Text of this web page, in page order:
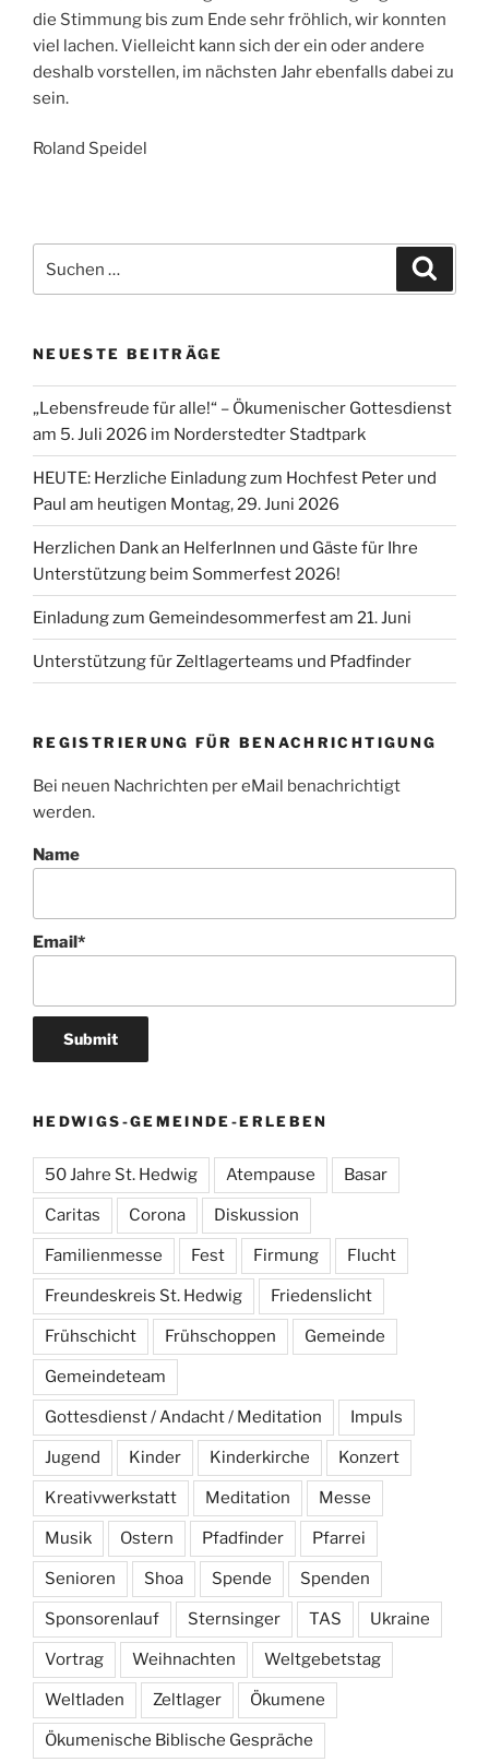
die Stimmung bis zum Ende sehr fröhlich, wir konnten
viel lachen. Vielleicht kann sich der ein oder andere
deshalb vorstellen, im nächsten Jahr ebenfalls dabei zu
sein.
Roland Speidel
nach:
NEUESTE BEITRÄGE
„Lebensfreude für alle!“ – Ökumenischer Gottesdienst
am 5. Juli 2026 im Norderstedter Stadtpark
HEUTE: Herzliche Einladung zum Hochfest Peter und
Paul am heutigen Montag, 29. Juni 2026
Herzlichen Dank an HelferInnen und Gäste für Ihre
Unterstützung beim Sommerfest 2026!
Einladung zum Gemeindesommerfest am 21. Juni
Unterstützung für Zeltlagerteams und Pfadfinder
REGISTRIERUNG FÜR BENACHRICHTIGUNG
Bei neuen Nachrichten per eMail benachrichtigt
werden.
Name
Email*
HEDWIGS-GEMEINDE-ERLEBEN
50 Jahre St. Hedwig Atempause Basar
Caritas Corona Diskussion
Familienmesse Fest Firmung Flucht
Freundeskreis St. Hedwig Friedenslicht
Frühschicht Frühschoppen Gemeinde
Gemeindeteam
Gottesdienst / Andacht / Meditation Impuls
Jugend Kinder Kinderkirche Konzert
Kreativwerkstatt Meditation Messe
Musik Ostern Pfadfinder Pfarrei
Senioren Shoa Spende Spenden
Sponsorenlauf Sternsinger TAS Ukraine
Vortrag Weihnachten Weltgebetstag
Weltladen Zeltlager Ökumene
Ökumenische Biblische Gespräche